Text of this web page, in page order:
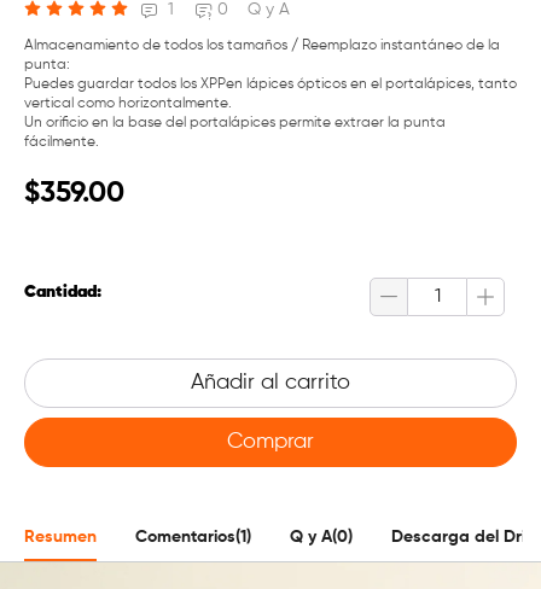
1 0 Q y A
Almacenamiento de todos los tamaños / Reemplazo instantáneo de la
punta:
Puedes guardar todos los XPPen lápices ópticos en el portalápices, tanto
vertical como horizontalmente.
Un orificio en la base del portalápices permite extraer la punta
fácilmente.
$359.00
Cantidad:
Añadir al carrito
Comprar
Resumen Comentarios(1) Q y A(0) Descarga del